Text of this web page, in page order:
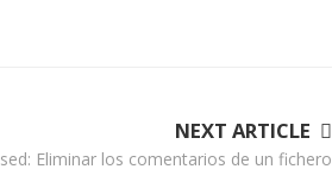
NEXT ARTICLE
sed: Eliminar los comentarios de un fichero